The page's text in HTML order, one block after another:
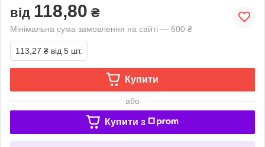
від 118,80 ₴
Мінімальна сума замовлення на сайті — 600 ₴
113,27 ₴ від 5 шт.
Купити
або
Купити з